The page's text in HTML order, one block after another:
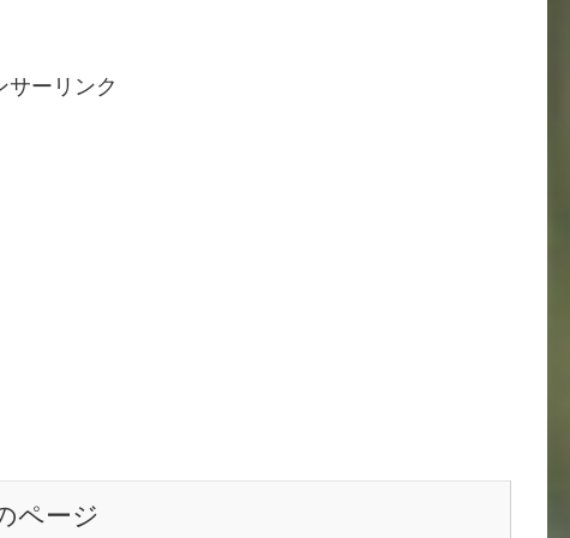
サーリンク
ページ